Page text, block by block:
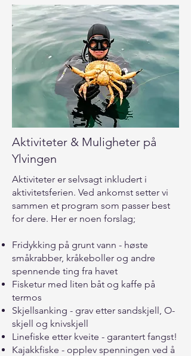
Aktiviteter & Muligheter på
Ylvingen
Aktiviteter er selvsagt inkludert i
aktivitetsferien. Ved ankomst setter vi
sammen et program som passer best
for dere. Her er noen forslag;
Fridykking på grunt vann - høste
småkrabber, kråkeboller og andre
spennende ting fra havet
Fisketur med liten båt og kaffe på
termos
Skjellsanking - grav etter sandskjell, O-
skjell og knivskjell
Linefiske etter kveite - garantert fangst!
Kajakkfiske - opplev spenningen ved å